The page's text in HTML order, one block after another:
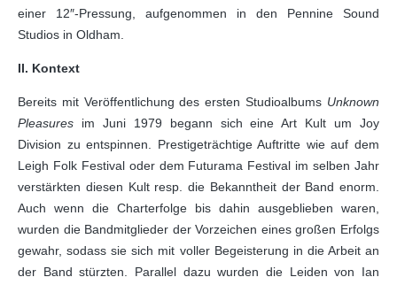
einer 12″-Pressung, aufgenommen in den Pennine Sound
Studios in Oldham.
II. Kontext
Bereits mit Veröffentlichung des ersten Studioalbums Unknown
Pleasures im Juni 1979 begann sich eine Art Kult um Joy
Division zu entspinnen. Prestigeträchtige Auftritte wie auf dem
Leigh Folk Festival oder dem Futurama Festival im selben Jahr
verstärkten diesen Kult resp. die Bekanntheit der Band enorm.
Auch wenn die Charterfolge bis dahin ausgeblieben waren,
wurden die Bandmitglieder der Vorzeichen eines großen Erfolgs
gewahr, sodass sie sich mit voller Begeisterung in die Arbeit an
der Band stürzten. Parallel dazu wurden die Leiden von Ian